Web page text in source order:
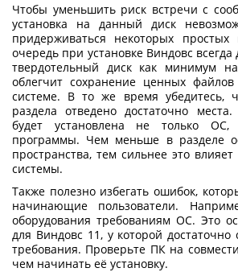
Чтобы уменьшить риск встречи с
установка на данный диск
придерживаться некоторых
очередь при установке Виндовс
твердотельный диск как минимум
облегчит сохранение ценных
системе. В то же время убедитесь,
раздела отведено достаточно
будет установлена не только
программы. Чем меньше в разделе
пространства, тем сильнее это
системы.
Также полезно избегать ошибок,
начинающие пользователи.
оборудования требованиям ОС. Это
для Виндовс 11, у которой
требования. Проверьте ПК на
чем начинать её установку.